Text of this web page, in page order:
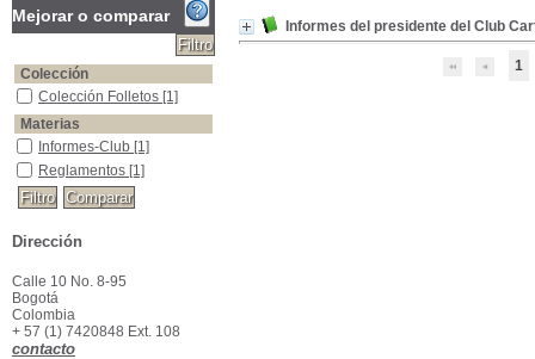
Informes del presidente del Club
1
Mejorar o comparar
Colección
Colección Folletos
Colección Folletos [1]
Materias
Informes-Club
Informes-Club [1]
Reglamentos
Reglamentos [1]
Dirección
Calle 10 No. 8-95
Bogotá
Colombia
+ 57 (1) 7420848 Ext. 108
contacto